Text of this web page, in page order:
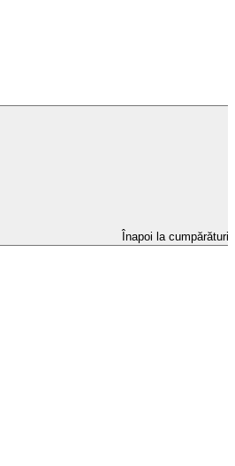
Înapoi la cumpărături